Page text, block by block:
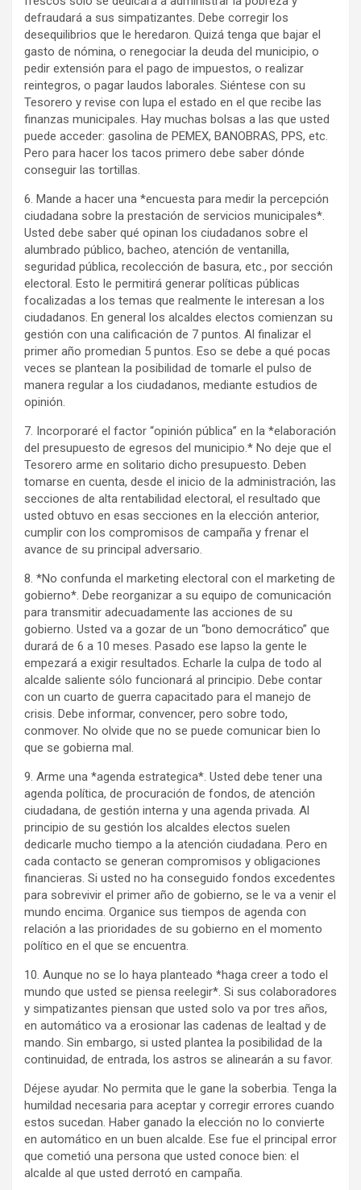
defraudará a sus simpatizantes. Debe corregir los
desequilibrios que le heredaron. Quizá tenga que bajar el
gasto de nómina, o renegociar la deuda del municipio, o
pedir extensión para el pago de impuestos, o realizar
reintegros, o pagar laudos laborales. Siéntese con su
Tesorero y revise con lupa el estado en el que recibe las
finanzas municipales. Hay muchas bolsas a las que usted
puede acceder: gasolina de PEMEX, BANOBRAS, PPS, etc.
Pero para hacer los tacos primero debe saber dónde
conseguir las tortillas.
6. Mande a hacer una *encuesta para medir la percepción
ciudadana sobre la prestación de servicios municipales*.
Usted debe saber qué opinan los ciudadanos sobre el
alumbrado público, bacheo, atención de ventanilla,
seguridad pública, recolección de basura, etc., por sección
electoral. Esto le permitirá generar políticas públicas
focalizadas a los temas que realmente le interesan a los
ciudadanos. En general los alcaldes electos comienzan su
gestión con una calificación de 7 puntos. Al finalizar el
primer año promedian 5 puntos. Eso se debe a qué pocas
veces se plantean la posibilidad de tomarle el pulso de
manera regular a los ciudadanos, mediante estudios de
opinión.
7. Incorporaré el factor “opinión pública” en la *elaboración
del presupuesto de egresos del municipio.* No deje que el
Tesorero arme en solitario dicho presupuesto. Deben
tomarse en cuenta, desde el inicio de la administración, las
secciones de alta rentabilidad electoral, el resultado que
usted obtuvo en esas secciones en la elección anterior,
cumplir con los compromisos de campaña y frenar el
avance de su principal adversario.
8. *No confunda el marketing electoral con el marketing de
gobierno*. Debe reorganizar a su equipo de comunicación
para transmitir adecuadamente las acciones de su
gobierno. Usted va a gozar de un “bono democrático” que
durará de 6 a 10 meses. Pasado ese lapso la gente le
empezará a exigir resultados. Echarle la culpa de todo al
alcalde saliente sólo funcionará al principio. Debe contar
con un cuarto de guerra capacitado para el manejo de
crisis. Debe informar, convencer, pero sobre todo,
conmover. No olvide que no se puede comunicar bien lo
que se gobierna mal.
9. Arme una *agenda estrategica*. Usted debe tener una
agenda política, de procuración de fondos, de atención
ciudadana, de gestión interna y una agenda privada. Al
principio de su gestión los alcaldes electos suelen
dedicarle mucho tiempo a la atención ciudadana. Pero en
cada contacto se generan compromisos y obligaciones
financieras. Si usted no ha conseguido fondos excedentes
para sobrevivir el primer año de gobierno, se le va a venir el
mundo encima. Organice sus tiempos de agenda con
relación a las prioridades de su gobierno en el momento
político en el que se encuentra.
10. Aunque no se lo haya planteado *haga creer a todo el
mundo que usted se piensa reelegir*. Si sus colaboradores
y simpatizantes piensan que usted solo va por tres años,
en automático va a erosionar las cadenas de lealtad y de
mando. Sin embargo, si usted plantea la posibilidad de la
continuidad, de entrada, los astros se alinearán a su favor.
Déjese ayudar. No permita que le gane la soberbia. Tenga la
humildad necesaria para aceptar y corregir errores cuando
estos sucedan. Haber ganado la elección no lo convierte
en automático en un buen alcalde. Ese fue el principal error
que cometió una persona que usted conoce bien: el
alcalde al que usted derrotó en campaña.